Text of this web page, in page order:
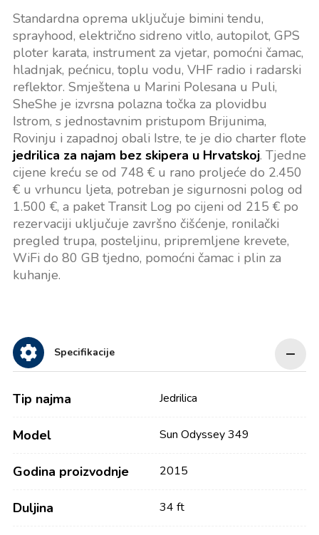
Standardna oprema uključuje bimini tendu,
sprayhood, električno sidreno vitlo, autopilot, GPS
ploter karata, instrument za vjetar, pomoćni čamac,
hladnjak, pećnicu, toplu vodu, VHF radio i radarski
reflektor. Smještena u Marini Polesana u Puli,
SheShe je izvrsna polazna točka za plovidbu
Istrom, s jednostavnim pristupom Brijunima,
Rovinju i zapadnoj obali Istre, te je dio charter flote
jedrilica za najam bez skipera u Hrvatskoj. Tjedne
cijene kreću se od 748 € u rano proljeće do 2.450
€ u vrhuncu ljeta, potreban je sigurnosni polog od
1.500 €, a paket Transit Log po cijeni od 215 € po
rezervaciji uključuje završno čišćenje, ronilački
pregled trupa, posteljinu, pripremljene krevete,
WiFi do 80 GB tjedno, pomoćni čamac i plin za
kuhanje.
Specifikacije
Tip najma Jedrilica
Model Sun Odyssey 349
Godina proizvodnje 2015
Duljina 34 ft